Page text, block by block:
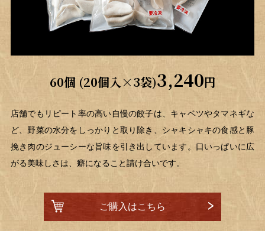
60個 (20個入×3袋)3,240円
店舗でもリピート率の高い自慢の餃子は、キャベツやタマネギな
ど、野菜の水分をしっかりと取り除き、シャキシャキの食感と豚
挽き肉のジューシーな旨味を引き出しています。口いっぱいに広
がる美味しさは、癖になること請け合いです。
ご購入はこちら